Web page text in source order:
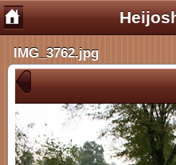
IMG_3762.jpg